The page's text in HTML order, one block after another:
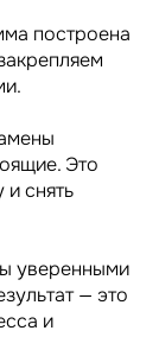
построена
Это
снять
уверенными
— это
и